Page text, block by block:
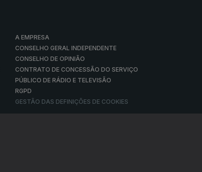
A EMPRESA
CONSELHO GERAL INDEPENDENTE
CONSELHO DE OPINIÃO
CONTRATO DE CONCESSÃO DO SERVIÇO
PÚBLICO DE RÁDIO E TELEVISÃO
RGPD
GESTÃO DAS DEFINIÇÕES DE COOKIES